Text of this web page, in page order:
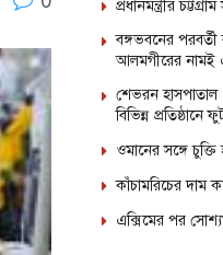
প্রধানমন্ত্রীর
বঙ্গভবনের পরবর্তী
আলমগীরের নামই
শেভরন
বিভিন্ন
ওমানের সঙ্গে
কাঁচামরিচের দাম
এক্সিমের পর